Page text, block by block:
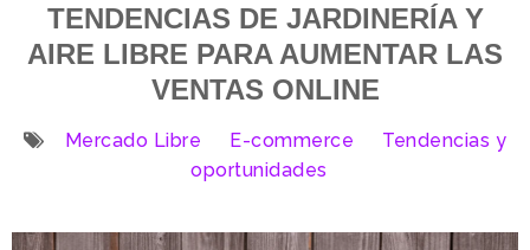
TENDENCIAS DE JARDINERÍA Y
AIRE LIBRE PARA AUMENTAR LAS
VENTAS ONLINE
Mercado Libre E-commerce
Tendencias y
oportunidades